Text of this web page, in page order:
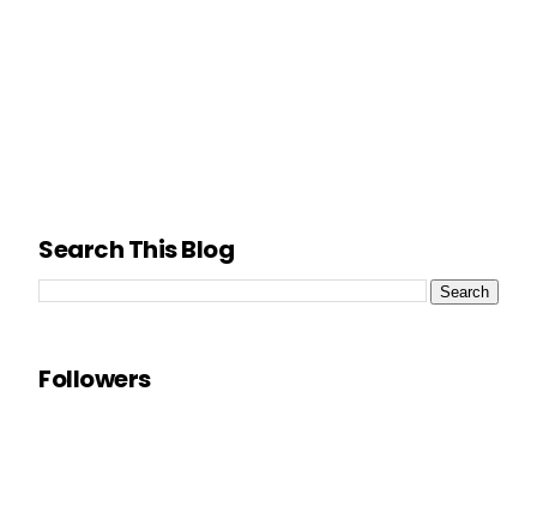
Search This Blog
Followers